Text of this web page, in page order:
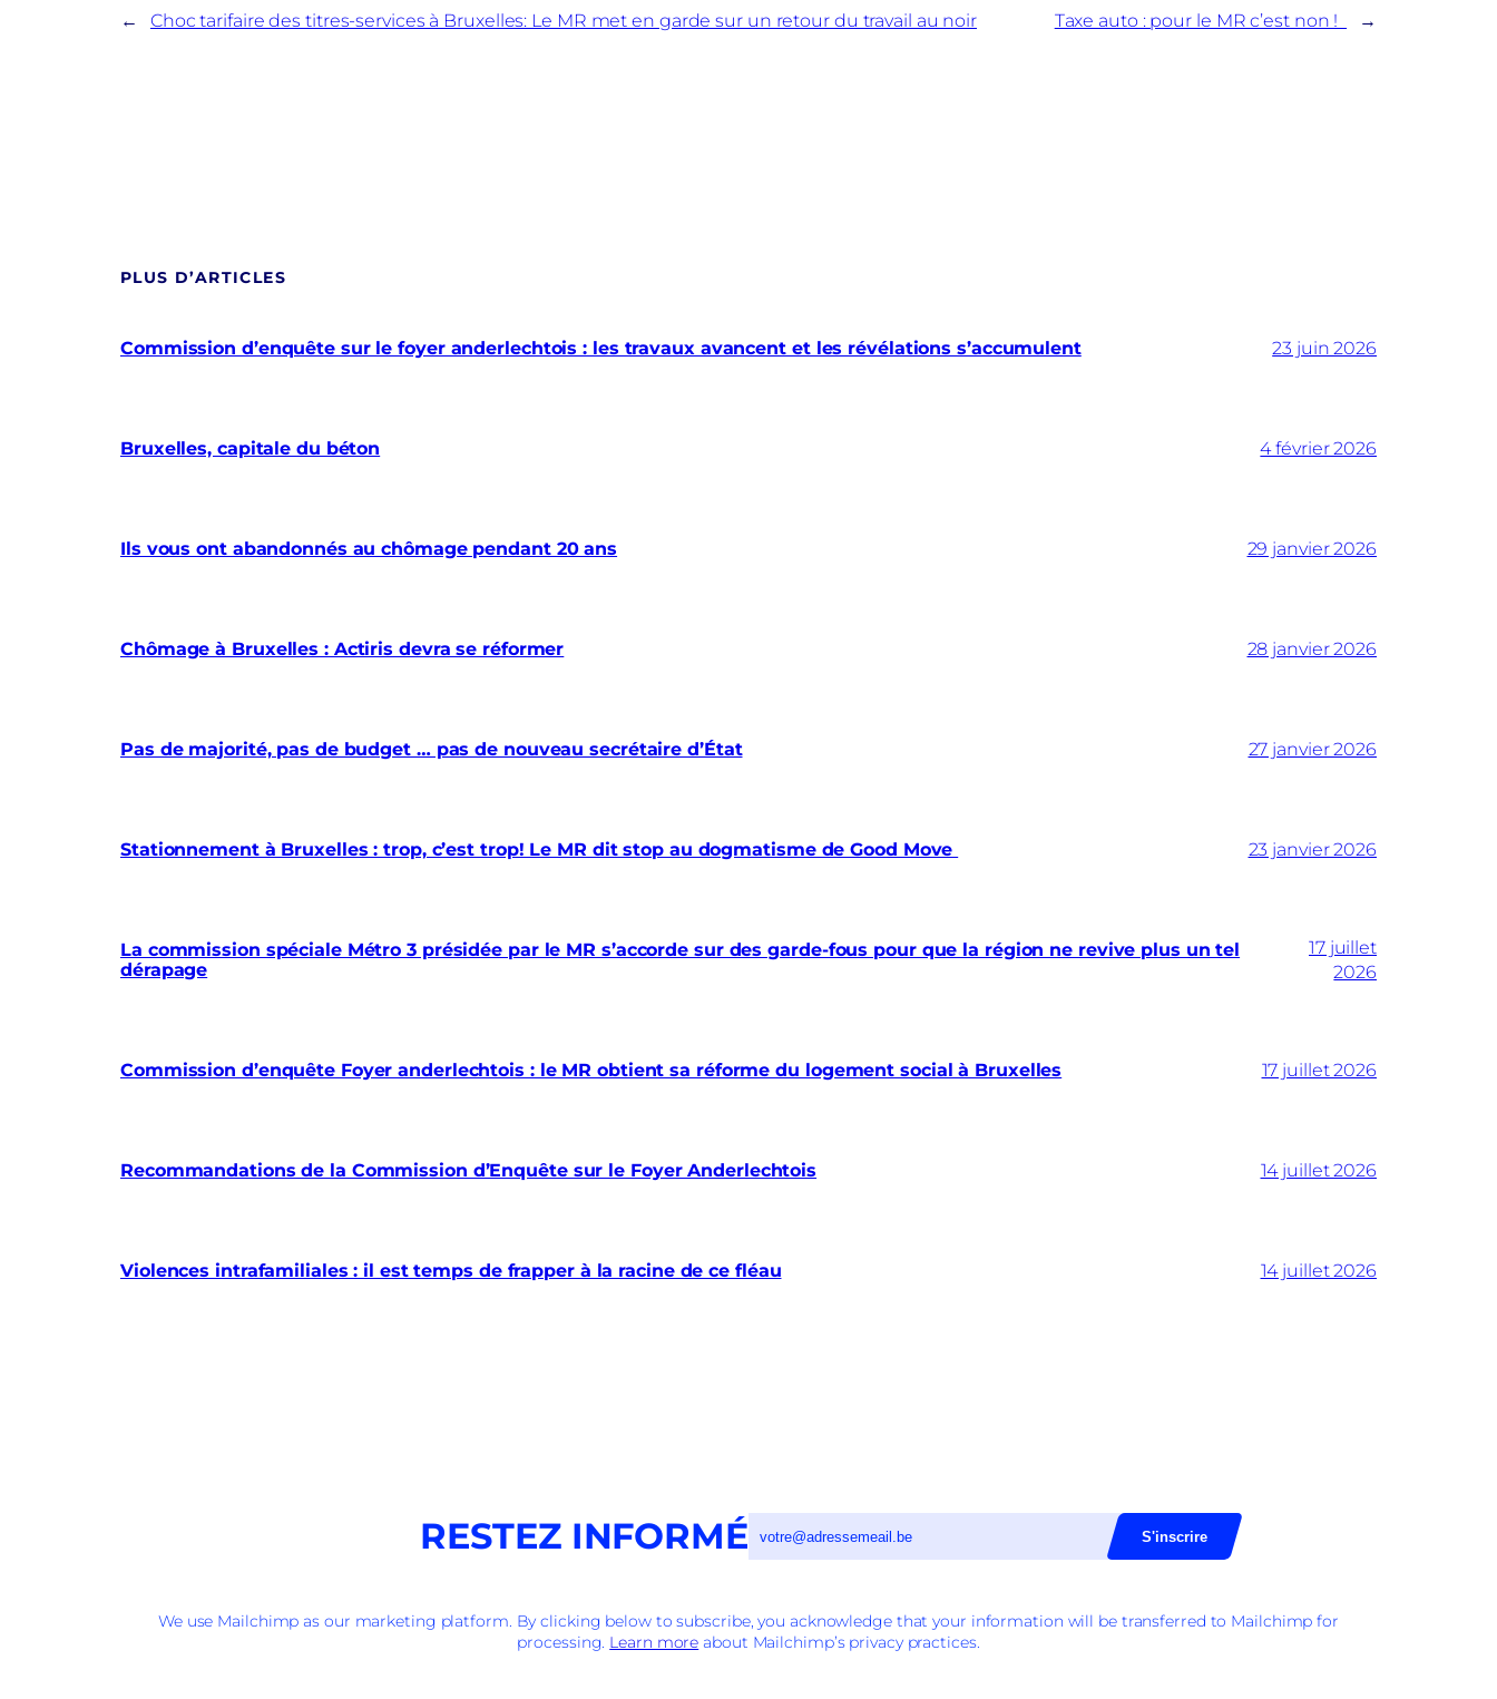
← Choc tarifaire des titres-services à Bruxelles: Le MR met en garde sur un retour du travail au noir Taxe auto : pour le MR c’est non ! →
PLUS D’ARTICLES
Commission d’enquête sur le foyer anderlechtois : les travaux avancent et les révélations s’accumulent 23 juin 2026
Bruxelles, capitale du béton 4 février 2026
Ils vous ont abandonnés au chômage pendant 20 ans 29 janvier 2026
Chômage à Bruxelles : Actiris devra se réformer 28 janvier 2026
Pas de majorité, pas de budget … pas de nouveau secrétaire d’État 27 janvier 2026
Stationnement à Bruxelles : trop, c’est trop! Le MR dit stop au dogmatisme de Good Move 23 janvier 2026
La commission spéciale Métro 3 présidée par le MR s’accorde sur des garde-fous pour que la région ne revive plus un tel
dérapage
17 juillet
2026
Commission d’enquête Foyer anderlechtois : le MR obtient sa réforme du logement social à Bruxelles 17 juillet 2026
Recommandations de la Commission d’Enquête sur le Foyer Anderlechtois 14 juillet 2026
Violences intrafamiliales : il est temps de frapper à la racine de ce fléau 14 juillet 2026
RESTEZ INFORMÉ
We use Mailchimp as our marketing platform. By clicking below to subscribe, you acknowledge that your information will be transferred to Mailchimp for
processing. Learn more about Mailchimp’s privacy practices.